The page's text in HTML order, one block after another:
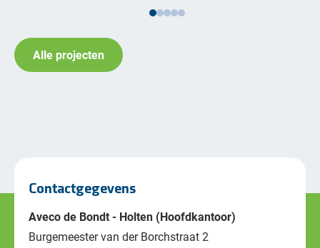
Alle projecten
Contactgegevens
Aveco de Bondt - Holten (Hoofdkantoor)
Burgemeester van der Borchstraat 2